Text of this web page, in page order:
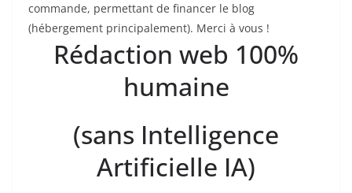
commande, permettant de financer le blog
(hébergement principalement). Merci à vous !
Rédaction web 100%
humaine
(sans Intelligence
Artificielle IA)